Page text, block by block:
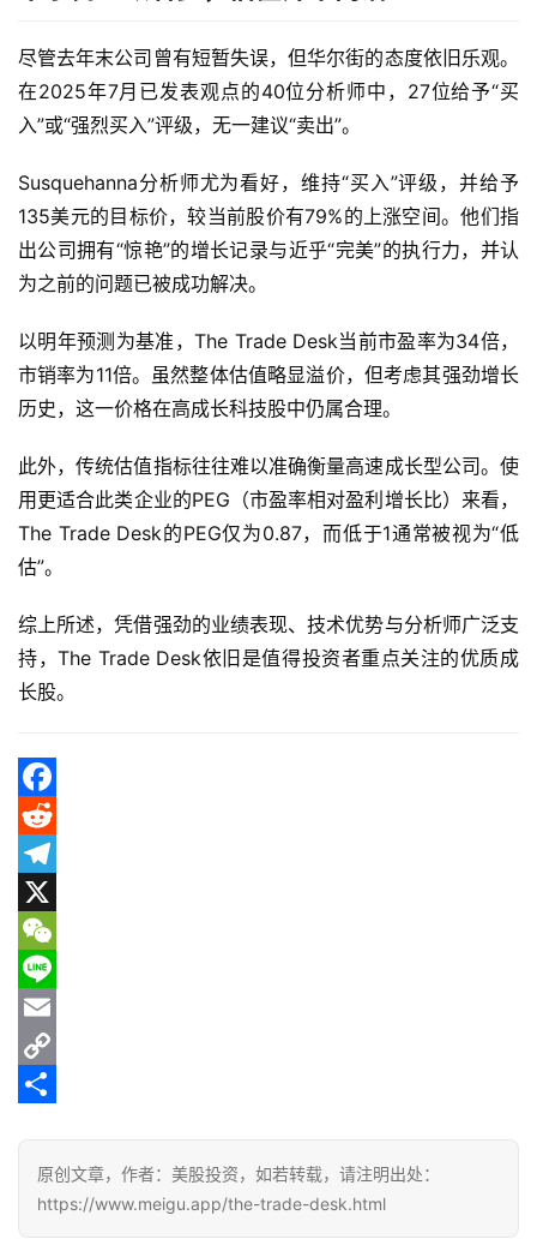
股
A
P
下
载
美
股
开
指
南
美
股
投
资
讯
尽管去年末公司曾有短暂失误，但华尔街的态度依旧乐观。
在2025年7月已发表观点的40位分析师中，27位给予“买
入”或“强烈买入”评级，无一建议“卖出”。
Susquehanna分析师尤为看好，维持“买入”评级，并给予
135美元的目标价，较当前股价有79%的上涨空间。他们指
出公司拥有“惊艳”的增长记录与近乎“完美”的执行力，并认
为之前的问题已被成功解决。
以明年预测为基准，The Trade Desk当前市盈率为34倍，
市销率为11倍。虽然整体估值略显溢价，但考虑其强劲增长
历史，这一价格在高成长科技股中仍属合理。
此外，传统估值指标往往难以准确衡量高速成长型公司。使
用更适合此类企业的PEG（市盈率相对盈利增长比）来看，
The Trade Desk的PEG仅为0.87，而低于1通常被视为“低
估”。
综上所述，凭借强劲的业绩表现、技术优势与分析师广泛支
持，The Trade Desk依旧是值得投资者重点关注的优质成
长股。
F
a
c
e
b
o
o
k
R
e
d
d
t
T
e
e
g
X
W
e
C
h
L
n
E
m
C
L
原创文章，作者：美股投资，如若转载，请注明出处：
https://www.meigu.app/the-trade-desk.html